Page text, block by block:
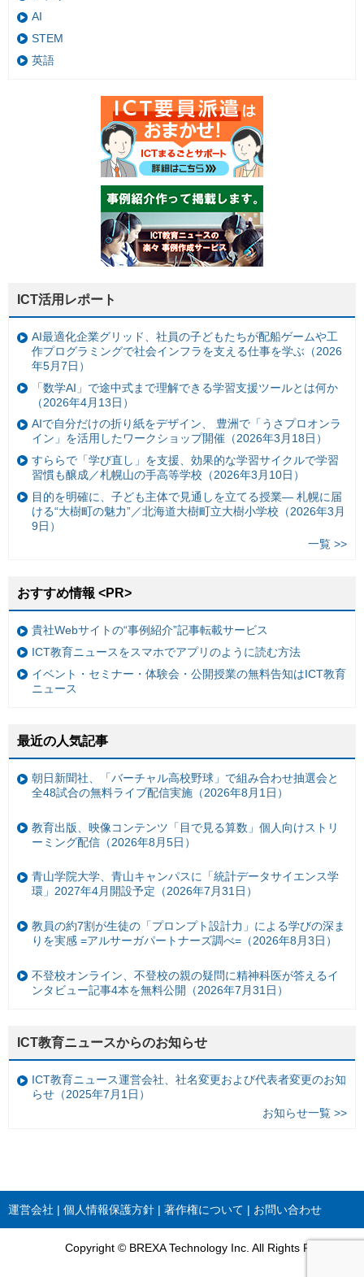
AI
STEM
英語
ICT活用レポート
AI最適化企業グリッド、社員の子どもたちが配船ゲームや工
作プログラミングで社会インフラを支える仕事を学ぶ（2026
年5月7日）
「数学AI」で途中式まで理解できる学習支援ツールとは何か
（2026年4月13日）
AIで自分だけの折り紙をデザイン、 豊洲で「うさプロオンラ
イン」を活用したワークショップ開催（2026年3月18日）
すららで「学び直し」を支援、効果的な学習サイクルで学習
習慣も醸成／札幌山の手高等学校（2026年3月10日）
目的を明確に、子ども主体で見通しを立てる授業— 札幌に届
ける“大樹町の魅力”／北海道大樹町立大樹小学校（2026年3月
9日）
一覧 >>
おすすめ情報 <PR>
貴社Webサイトの“事例紹介”記事転載サービス
ICT教育ニュースをスマホでアプリのように読む方法
イベント・セミナー・体験会・公開授業の無料告知はICT教育
ニュース
最近の人気記事
朝日新聞社、「バーチャル高校野球」で組み合わせ抽選会と
全48試合の無料ライブ配信実施（2026年8月1日）
教育出版、映像コンテンツ「目で見る算数」個人向けストリ
ーミング配信（2026年8月5日）
青山学院大学、青山キャンパスに「統計データサイエンス学
環」2027年4月開設予定（2026年7月31日）
教員の約7割が生徒の「プロンプト設計力」による学びの深ま
りを実感 =アルサーガパートナーズ調べ=（2026年8月3日）
不登校オンライン、不登校の親の疑問に精神科医が答えるイ
ンタビュー記事4本を無料公開（2026年7月31日）
ICT教育ニュースからのお知らせ
ICT教育ニュース運営会社、社名変更および代表者変更のお知
らせ（2025年7月1日）
お知らせ一覧 >>
運営会社 個人情報保護方針 著作権について お問い合わせ
Copyright © BREXA Technology Inc. All Rights Reserved.